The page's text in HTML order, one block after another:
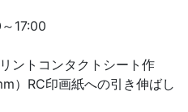
17:00
ントコンタクトシート作
）RC印画紙への引き伸ばし